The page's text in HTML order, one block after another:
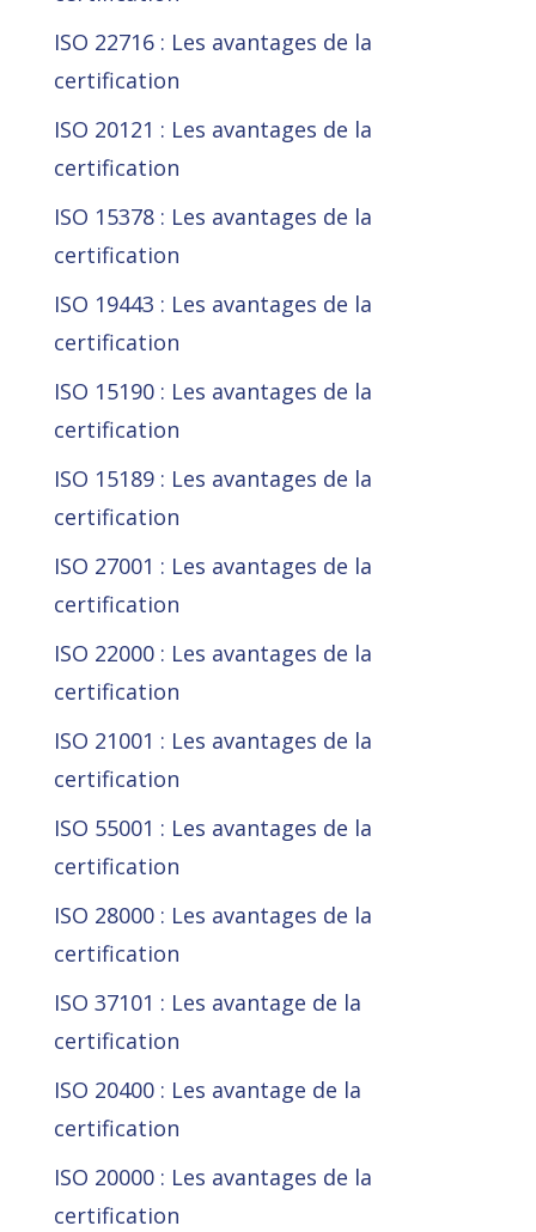
ISO 22716 : Les avantages de la
certification
ISO 20121 : Les avantages de la
certification
ISO 15378 : Les avantages de la
certification
ISO 19443 : Les avantages de la
certification
ISO 15190 : Les avantages de la
certification
ISO 15189 : Les avantages de la
certification
ISO 27001 : Les avantages de la
certification
ISO 22000 : Les avantages de la
certification
ISO 21001 : Les avantages de la
certification
ISO 55001 : Les avantages de la
certification
ISO 28000 : Les avantages de la
certification
ISO 37101 : Les avantage de la
certification
ISO 20400 : Les avantage de la
certification
ISO 20000 : Les avantages de la
certification